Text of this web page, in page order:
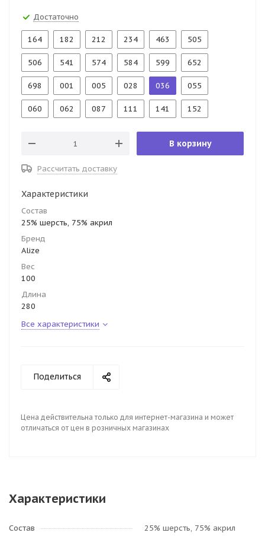
Достаточно
164 182 212 234 463 505
506 541 574 584 599 652
698 001 005 028 036 055
060 062 087 111 141 152
В корзину
Рассчитать доставку
Характеристики
Состав
25% шерсть, 75% акрил
Бренд
Alize
Вес
100
Длина
280
Все характеристики
Поделиться
Цена действительна только для интернет-магазина и может
отличаться от цен в розничных магазинах
Характеристики
Состав
25% шерсть, 75% акрил